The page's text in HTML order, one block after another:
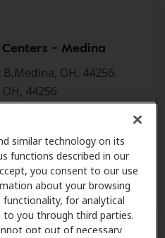
similar technology on its
functions described in our
you consent to our use
about your browsing
for analytical
you through third parties.
opt out of necessary
- Medina
OH, 44256.
44256
consulta